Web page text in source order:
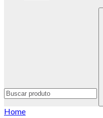
Home